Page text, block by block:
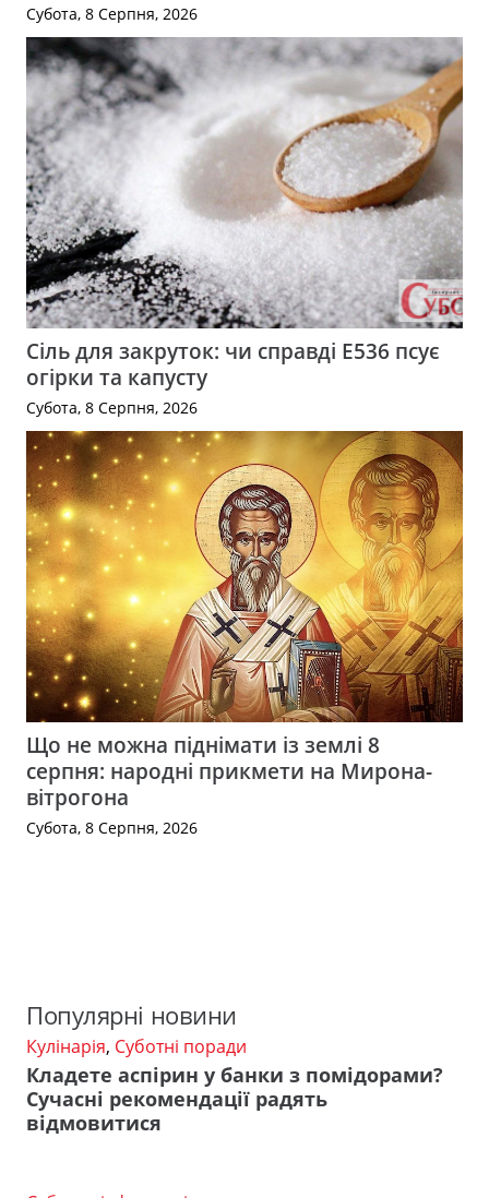
Субота, 8 Серпня, 2026
Сіль для закруток: чи справді Е536 псує
огірки та капусту
Субота, 8 Серпня, 2026
Що не можна піднімати із землі 8
серпня: народні прикмети на Мирона-
вітрогона
Субота, 8 Серпня, 2026
Популярні новини
Кулінарія, Суботні поради
Кладете аспірин у банки з помідорами?
Сучасні рекомендації радять
відмовитися